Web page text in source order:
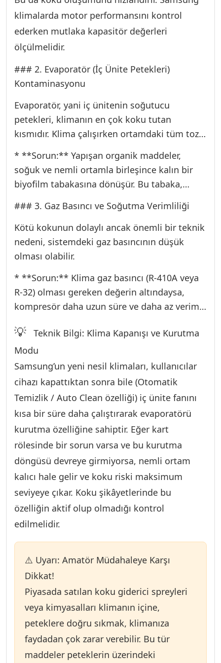
temizlenmeli, basınçlı su ile boru içi biyofilm
tabakasından arındırılmalıdır.
klimalarda motor performansını kontrol
ederken mutlaka kapasitör değerleri
ölçülmelidir.
### 2. Evaporatör (İç Ünite Petekleri)
Kontaminasyonu
Evaporatör, yani iç ünitenin soğutucu
petekleri, klimanın en çok koku tutan
kısmıdır. Klima çalışırken ortamdaki tüm toz,
partikülleri bu soğuk, nemli yüzeye yapışır.
* **Sorun:** Yapışan organik maddeler,
soğuk ve nemli ortamla birleşince kalın bir
biyofilm tabakasına dönüşür. Bu tabaka,
zamanda klimanın ısı transfer verimliliğini
(COP) düşürür ve elektrik tüketimini %15’e
kadar artırabilir.
* **Teknik Müdahale:** Evaporatör temizliği
yıkama makinesi gerektirir. Klimanın tüm
plastik aksamı sökülerek petekler çıplak hale
getirilir. Özel klima kimyasalı ile petekler
dezenfekte edilir ve kirli su, dışarıdaki tahliye
hattından atılmak üzere toplanır. Bu işlem,
Sedir’deki klimalar için yılda en az bir kez
zorunludur.
### 3. Gaz Basıncı ve Soğutma Verimliliği
Kötü kokunun dolaylı ancak önemli bir teknik
nedeni, sistemdeki gaz basıncının düşük
olması olabilir.
* **Sorun:** Klima gaz basıncı (R-410A veya
R-32) olması gereken değerin altındaysa,
kompresör daha uzun süre ve daha az verimle
yeterince soğuyamaz. Yetersiz soğutma, bazı
bölgelerde yoğuşmayı hızlandırırken, diğer
bölgelerde yeterli kurutmayı sağlayamaz. Bu
dengesizlik, iç ünitede nemli noktaların
kalmasına ve kokuya neden olur.
sonra manometreler bağlanarak yüksek ve
alçak basınç değerleri kontrol edilir. Eğer
kaçak varsa öncelikle kaçak tespiti yapılır ve
ardından vakumlanıp doğru miktarda gaz şarj
edilir.
💡
Teknik Bilgi: Klima Kapanışı ve Kurutma
Modu
Samsung’un yeni nesil klimaları, kullanıcılar
cihazı kapattıktan sonra bile (Otomatik
Temizlik / Auto Clean özelliği) iç ünite fanını
kısa bir süre daha çalıştırarak evaporatörü
kurutma özelliğine sahiptir. Eğer kart
rölesinde bir sorun varsa ve bu kurutma
döngüsü devreye girmiyorsa, nemli ortam
kalıcı hale gelir ve koku riski maksimum
seviyeye çıkar. Koku şikâyetlerinde bu
özelliğin aktif olup olmadığı kontrol
edilmelidir.
⚠️ Uyarı: Amatör Müdahaleye Karşı
Dikkat!
Piyasada satılan koku giderici spreyleri
veya kimyasalları klimanın içine,
peteklere doğru sıkmak, klimanıza
faydadan çok zarar verebilir. Bu tür
maddeler peteklerin üzerindeki